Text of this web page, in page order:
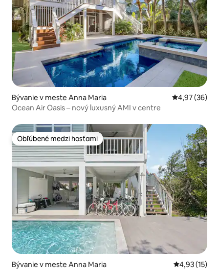
Bývanie v meste Anna Maria Priemerné
4,97 (36)
Ocean Air Oasis – nový luxusný AMI v centre
Obľúbené medzi hosťami
Obľúbené medzi hosťami
Bývanie v meste Anna Maria Priemerné
4,93 (15)